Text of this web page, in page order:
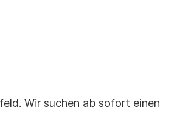
Wir suchen ab sofort einen